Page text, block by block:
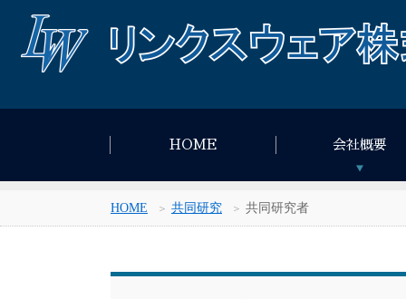
HOME 会社概要
HOME 共同研究 共同研究者